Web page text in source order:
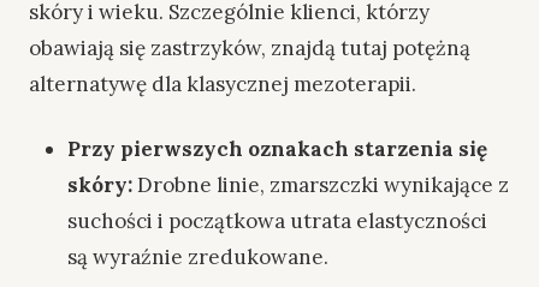
skóry i wieku. Szczególnie klienci, którzy
obawiają się zastrzyków, znajdą tutaj potężną
alternatywę dla klasycznej mezoterapii.
Przy pierwszych oznakach starzenia się
skóry:Drobne linie, zmarszczki wynikające z
suchości i początkowa utrata elastyczności
są wyraźnie zredukowane.